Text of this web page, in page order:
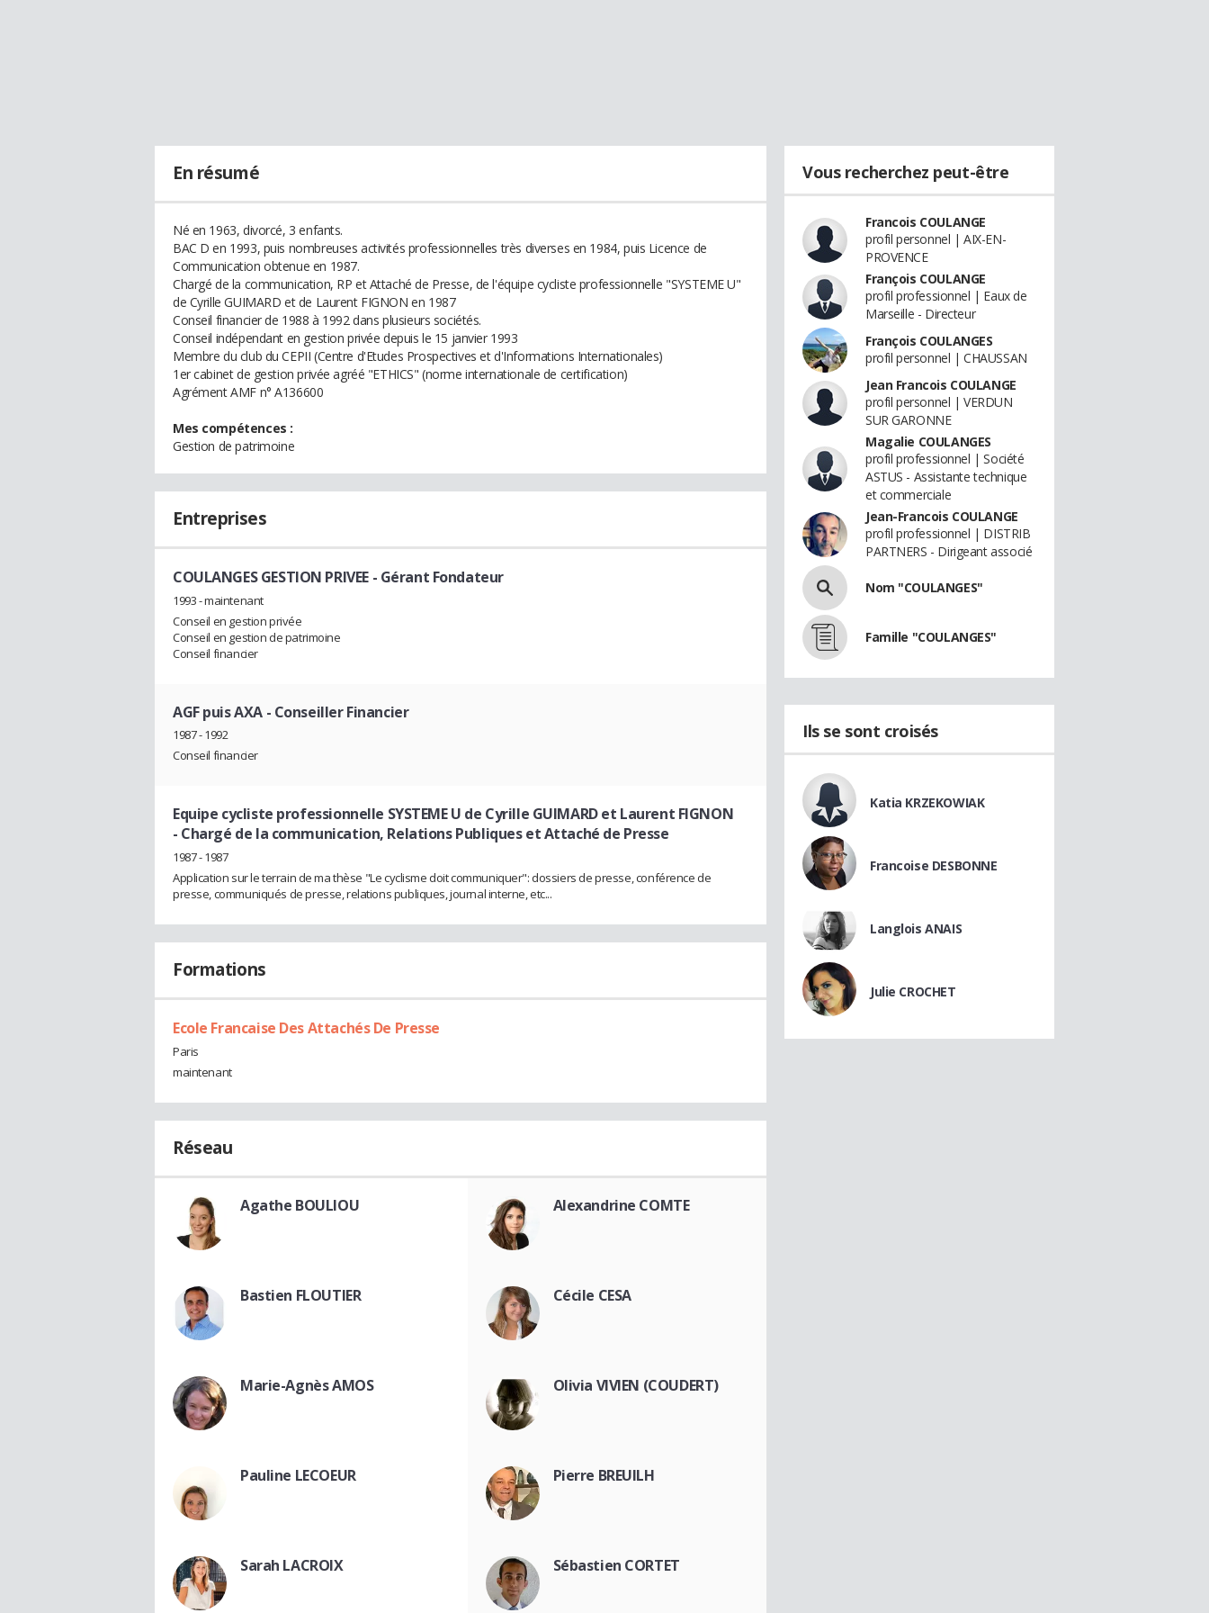
En résumé
Né en 1963, divorcé, 3 enfants.
BAC D en 1993, puis nombreuses activités professionnelles très diverses en 1984, puis Licence de
Communication obtenue en 1987.
Chargé de la communication, RP et Attaché de Presse, de l'équipe cycliste professionnelle "SYSTEME U"
de Cyrille GUIMARD et de Laurent FIGNON en 1987
Conseil financier de 1988 à 1992 dans plusieurs sociétés.
Conseil indépendant en gestion privée depuis le 15 janvier 1993
Membre du club du CEPII (Centre d'Etudes Prospectives et d'Informations Internationales)
1er cabinet de gestion privée agréé "ETHICS" (norme internationale de certification)
Agrément AMF n° A136600
Mes compétences :
Gestion de patrimoine
Entreprises
COULANGES GESTION PRIVEE- Gérant Fondateur
1993 - maintenant
Conseil en gestion privée
Conseil en gestion de patrimoine
Conseil financier
AGF puis AXA- Conseiller Financier
1987 - 1992
Conseil financier
Equipe cycliste professionnelle SYSTEME U de Cyrille GUIMARD et Laurent FIGNON
- Chargé de la communication, Relations Publiques et Attaché de Presse
1987 - 1987
Application sur le terrain de ma thèse "Le cyclisme doit communiquer": dossiers de presse, conférence de
presse, communiqués de presse, relations publiques, journal interne, etc...
Formations
Ecole Francaise Des Attachés De Presse
Paris
maintenant
Réseau
Agathe BOULIOU Alexandrine COMTE
Bastien FLOUTIER Cécile CESA
Marie-Agnès AMOS Olivia VIVIEN (COUDERT)
Pauline LECOEUR Pierre BREUILH
Sarah LACROIX Sébastien CORTET
Vous recherchez peut-être
Francois COULANGE
profil personnel | AIX-EN-
PROVENCE
François COULANGE
profil professionnel | Eaux de
Marseille - Directeur
François COULANGES
profil personnel | CHAUSSAN
Jean Francois COULANGE
profil personnel | VERDUN
SUR GARONNE
Magalie COULANGES
profil professionnel | Société
ASTUS - Assistante technique
et commerciale
Jean-Francois COULANGE
profil professionnel | DISTRIB
PARTNERS - Dirigeant associé
Nom "COULANGES"
Famille "COULANGES"
Ils se sont croisés
Katia KRZEKOWIAK
Francoise DESBONNE
Langlois ANAIS
Julie CROCHET